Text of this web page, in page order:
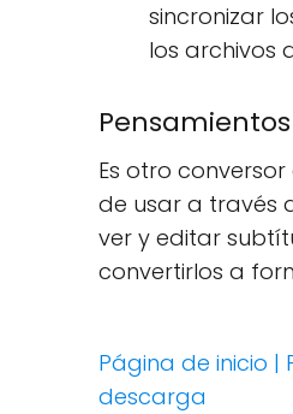
sincronizar
los archivos
Es otro conversor
de usar a través
ver y editar
convertirlos a
Página de inicio |
descarga